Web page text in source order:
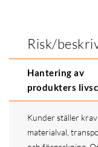
Risk/
Hantering av
produkters
Kunder ställer krav
materialval,